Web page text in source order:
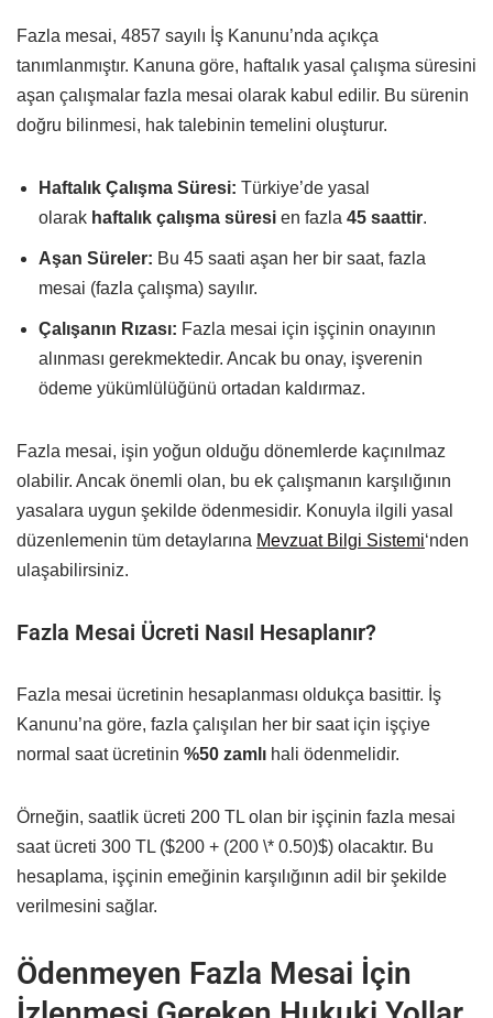
Fazla mesai, 4857 sayılı İş Kanunu’nda açıkça
tanımlanmıştır. Kanuna göre, haftalık yasal çalışma süresini
aşan çalışmalar fazla mesai olarak kabul edilir. Bu sürenin
doğru bilinmesi, hak talebinin temelini oluşturur.
Haftalık Çalışma Süresi: Türkiye’de yasal
olarak haftalık çalışma süresi en fazla 45 saattir.
Aşan Süreler: Bu 45 saati aşan her bir saat, fazla
mesai (fazla çalışma) sayılır.
Çalışanın Rızası: Fazla mesai için işçinin onayının
alınması gerekmektedir. Ancak bu onay, işverenin
ödeme yükümlülüğünü ortadan kaldırmaz.
Fazla mesai, işin yoğun olduğu dönemlerde kaçınılmaz
olabilir. Ancak önemli olan, bu ek çalışmanın karşılığının
yasalara uygun şekilde ödenmesidir. Konuyla ilgili yasal
düzenlemenin tüm detaylarına Mevzuat Bilgi Sistemi‘nden
ulaşabilirsiniz.
Fazla Mesai Ücreti Nasıl Hesaplanır?
Fazla mesai ücretinin hesaplanması oldukça basittir. İş
Kanunu’na göre, fazla çalışılan her bir saat için işçiye
normal saat ücretinin %50 zamlı hali ödenmelidir.
Örneğin, saatlik ücreti 200 TL olan bir işçinin fazla mesai
saat ücreti 300 TL ($200 + (200 \* 0.50)$) olacaktır. Bu
hesaplama, işçinin emeğinin karşılığının adil bir şekilde
verilmesini sağlar.
Ödenmeyen Fazla Mesai İçin